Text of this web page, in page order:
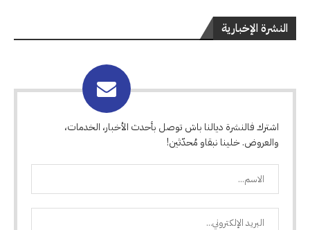
النشرة الإخبارية
اشترك فالنشرة ديالنا باش توصل بأحدث الأخبار، الخدمات،
والعروض. خلينا نبقاو مُحدّثين!